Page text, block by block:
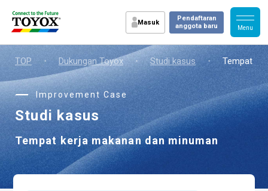
Masuk
Pendaftaran
anggota baru
TOP ・ Dukungan Toyox ・ Studi kasus ・ Tempat
Improvement Case
Studi kasus
Tempat kerja makanan dan minuman